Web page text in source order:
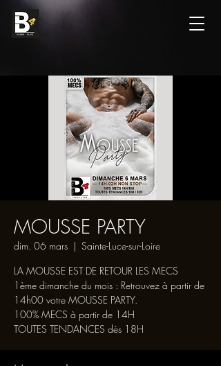
MOUSSE PARTY
dim. 06 mars
  |
Sainte-Luce-sur-Loire
LA MOUSSE EST DE RETOUR LES MECS
1ème dimanche du mois : Retrouvez à partir de
14h00 votre MOUSSE PARTY.
100% MECS à partir de 14H
TOUTES TENDANCES dès 18H